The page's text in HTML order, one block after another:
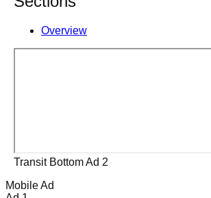
Overview
Transit Bottom Ad 2
Mobile Ad